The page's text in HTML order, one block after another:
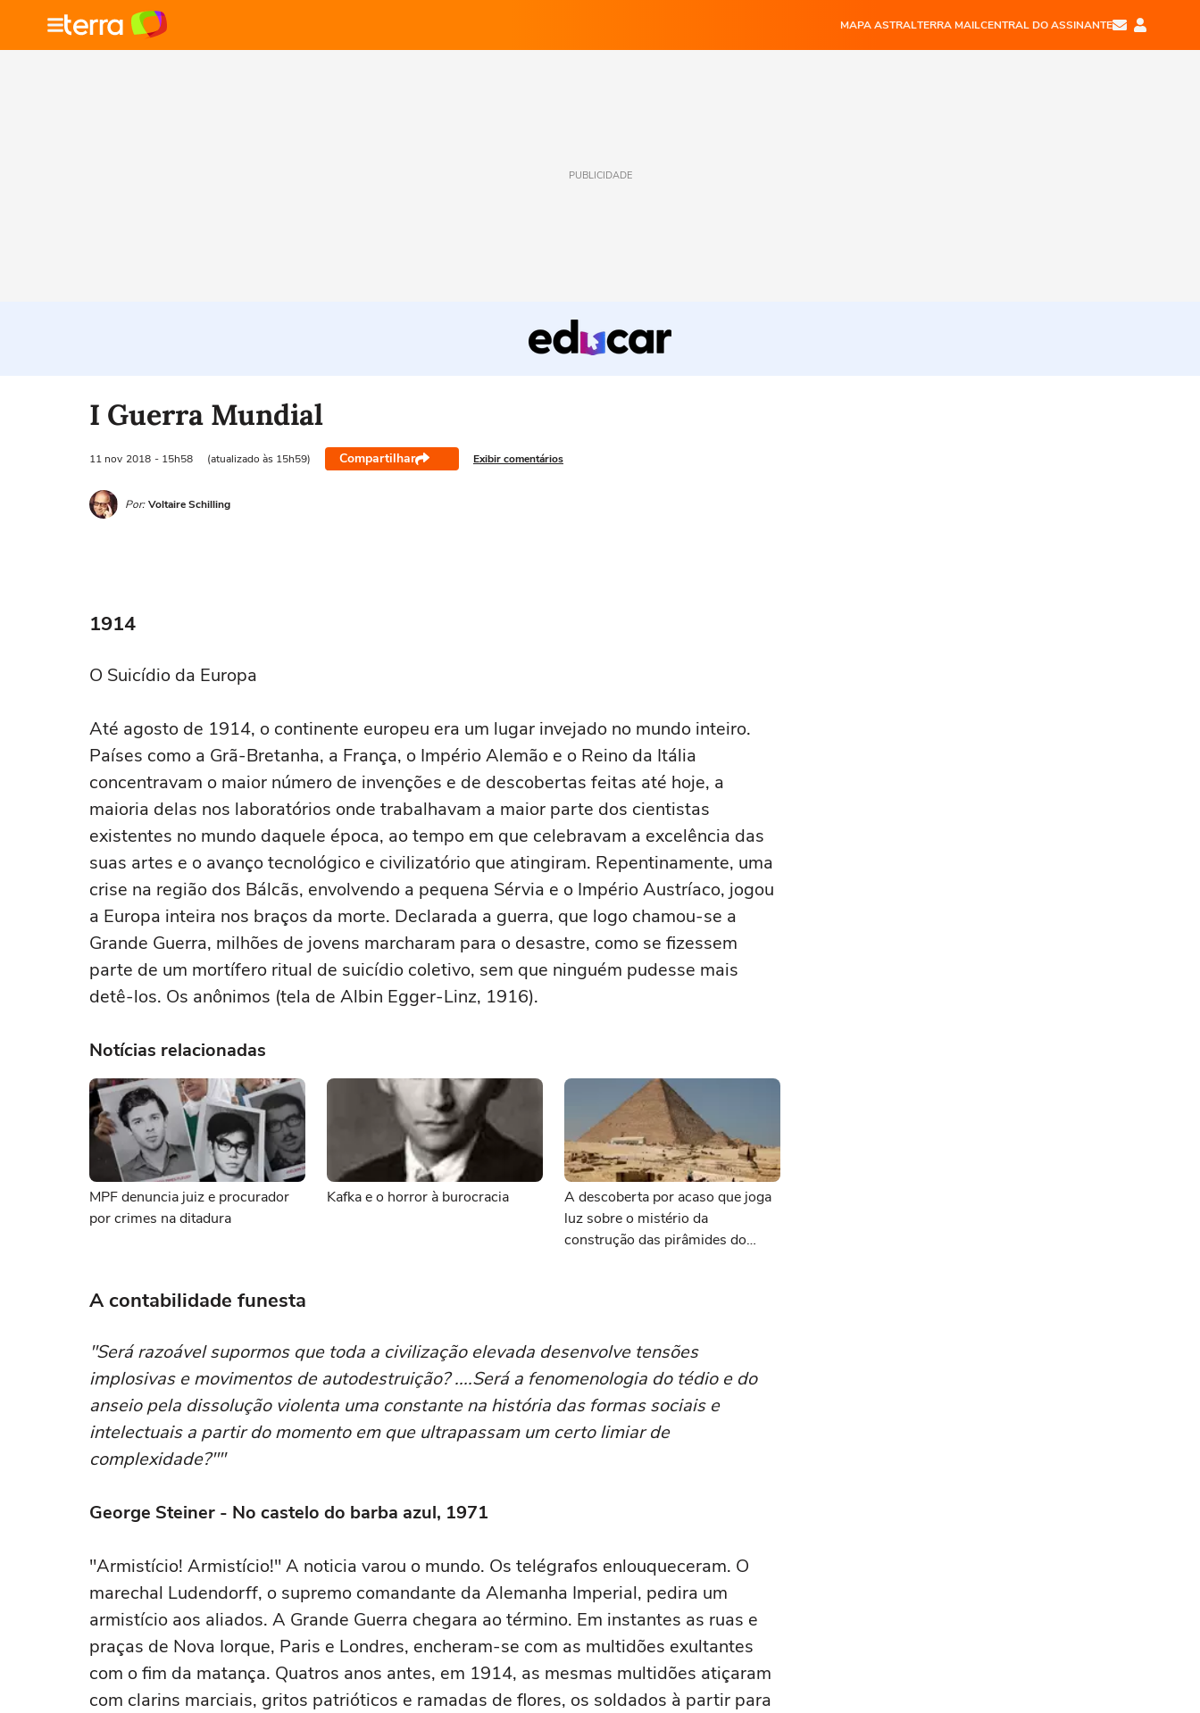
MAPA ASTRALTERRA MAILCENTRAL DO ASSINANTE
PUBLICIDADE
I Guerra Mundial
11 nov 2018 - 15h58 (atualizado às 15h59) Compartilhar Exibir comentários
Por: Voltaire Schilling
1914
O Suicídio da Europa
Até agosto de 1914, o continente europeu era um lugar invejado no mundo inteiro.
Países como a Grã-Bretanha, a França, o Império Alemão e o Reino da Itália
concentravam o maior número de invenções e de descobertas feitas até hoje, a
maioria delas nos laboratórios onde trabalhavam a maior parte dos cientistas
existentes no mundo daquele época, ao tempo em que celebravam a excelência das
suas artes e o avanço tecnológico e civilizatório que atingiram. Repentinamente, uma
crise na região dos Bálcãs, envolvendo a pequena Sérvia e o Império Austríaco, jogou
a Europa inteira nos braços da morte. Declarada a guerra, que logo chamou-se a
Grande Guerra, milhões de jovens marcharam para o desastre, como se fizessem
parte de um mortífero ritual de suicídio coletivo, sem que ninguém pudesse mais
detê-los. Os anônimos (tela de Albin Egger-Linz, 1916).
Notícias relacionadas
MPF denuncia juiz e procurador
por crimes na ditadura
Kafka e o horror à burocracia
A descoberta por acaso que joga
luz sobre o mistério da
construção das pirâmides do
A contabilidade funesta
"Será razoável supormos que toda a civilização elevada desenvolve tensões
implosivas e movimentos de autodestruição? ....Será a fenomenologia do tédio e do
anseio pela dissolução violenta uma constante na história das formas sociais e
intelectuais a partir do momento em que ultrapassam um certo limiar de
complexidade?""
George Steiner - No castelo do barba azul, 1971
"Armistício! Armistício!" A noticia varou o mundo. Os telégrafos enlouqueceram. O
marechal Ludendorff, o supremo comandante da Alemanha Imperial, pedira um
armistício aos aliados. A Grande Guerra chegara ao término. Em instantes as ruas e
praças de Nova Iorque, Paris e Londres, encheram-se com as multidões exultantes
com o fim da matança. Quatros anos antes, em 1914, as mesmas multidões atiçaram
com clarins marciais, gritos patrióticos e ramadas de flores, os soldados à partir para